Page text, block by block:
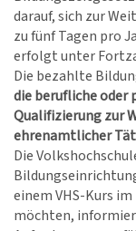
darauf, sich zur
zu fünf Tagen pro
erfolgt unter
Die bezahlte
die berufliche oder
Qualifizierung zur
ehrenamtlicher
Die
einem VHS-Kurs
möchten,